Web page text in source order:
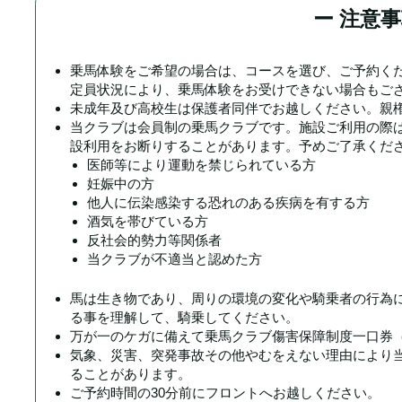
ー 注意
乗馬体験をご希望の場合は、コースを選び、ご予約
定員状況により、乗馬体験をお受けできない場合もご
未成年及び高校生は保護者同伴でお越しください。親
当クラブは会員制の乗馬クラブです。施設ご利用の
設利用をお断りすることがあります。予めご了承くだ
医師等により運動を禁じられている方
妊娠中の方
他人に伝染感染する恐れのある疾病を有する方
酒気を帯びている方
反社会的勢力等関係者
当クラブが不適当と認めた方
馬は生き物であり、周りの環境の変化や騎乗者の行
る事を理解して、騎乗してください。
万が一のケガに備えて乗馬クラブ傷害保障制度一口券
気象、災害、突発事故その他やむをえない理由によ
ることがあります。
ご予約時間の30分前にフロントへお越しください。